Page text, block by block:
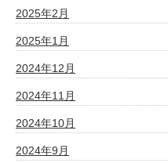
2025年2月
2025年1月
2024年12月
2024年11月
2024年10月
2024年9月